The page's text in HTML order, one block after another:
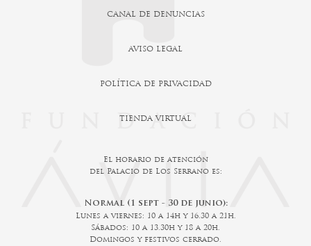
CANAL DE DENUNCIAS
AVISO LEGAL
POLÍTICA DE PRIVACIDAD
TIENDA VIRTUAL
El horario de atención
del Palacio de Los Serrano es:
Normal (1 sept - 30 de junio):
Lunes a viernes: 10 a 14h y 16.30 a 21h.
Sábados: 10 a 13.30h y 18 a 20h.
Domingos y festivos cerrado.